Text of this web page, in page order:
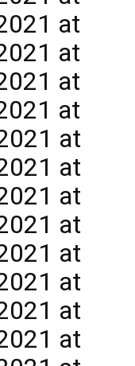
at
at
at
at
at
at
at
at
at
at
at
at